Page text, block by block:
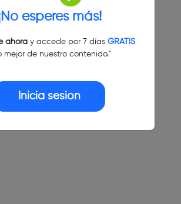
esperes más!
ahoray accede por 7 días GRATIS
mejor de nuestro contenido."
Inicia sesión